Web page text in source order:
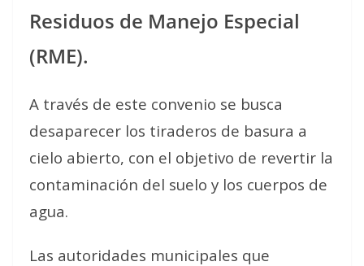
Residuos de Manejo Especial
(RME).
A través de este convenio se busca
desaparecer los tiraderos de basura a
cielo abierto, con el objetivo de revertir la
contaminación del suelo y los cuerpos de
agua.
Las autoridades municipales que